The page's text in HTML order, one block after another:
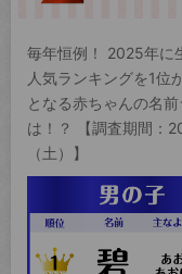
毎年恒例！ 2025年に
人気ランキングを1位
となる赤ちゃんの名
は！？ 【調査期間：
（土）】